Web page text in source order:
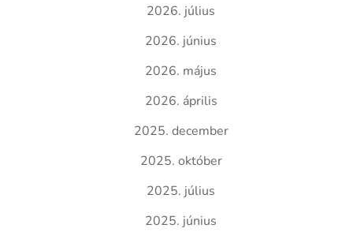
2026. július
2026. június
2026. május
2026. április
2025. december
2025. október
2025. július
2025. június